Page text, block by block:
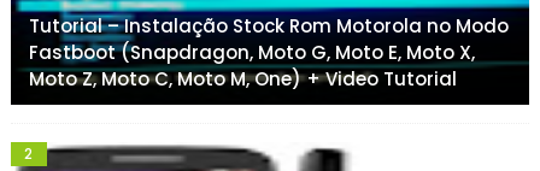
Tutorial – Instalação Stock Rom Motorola no Modo
Fastboot (Snapdragon, Moto G, Moto E, Moto X,
Moto Z, Moto C, Moto M, One) + Video Tutorial